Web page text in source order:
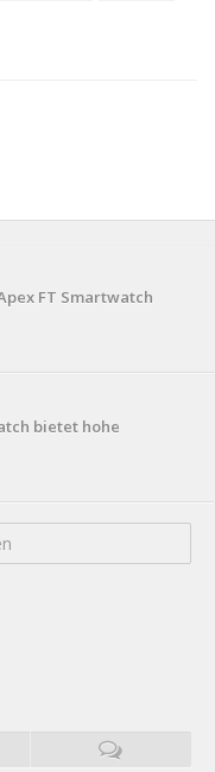
FT Smartwatch
bietet hohe